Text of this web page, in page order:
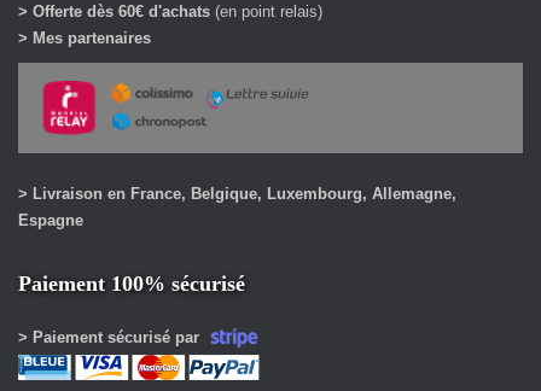
> Offerte dès 60€ d'achats (en point relais)
> Mes partenaires
> Livraison en France, Belgique, Luxembourg, Allemagne,
Espagne
Paiement 100% sécurisé
> Paiement sécurisé par